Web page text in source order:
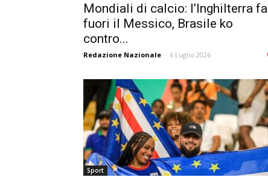
Mondiali di calcio: l’Inghilterra fa
fuori il Messico, Brasile ko
contro...
Redazione Nazionale - 6 Luglio 2026
Sport